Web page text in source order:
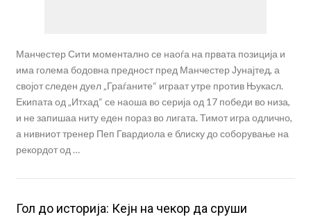
Манчестер Сити моментално се наоѓа на првата позиција и
има голема бодовна предност пред Манчестер Јунајтед, а
својот следен дуел „Граѓаните“ играат утре против Њукасл.
Екипата од „Итхад“ се наоша во серија од 17 победи во низа,
и не запишаа ниту еден пораз во лигата. Тимот игра одлично,
а нивниот тренер Пеп Гвардиола е блиску до соборување на
рекордот од …
Гол до историја: Кејн на чекор да сруши